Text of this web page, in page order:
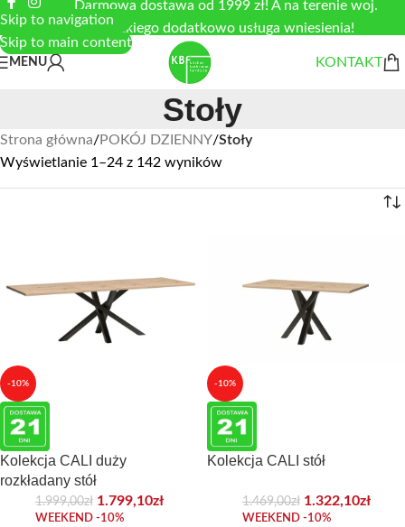
Skip to navigation
Skip to main content
Darmowa dostawa od 1999 zł! A na terenie woj.
łódzkiego dodatkowo usługa wniesienia!
MENU KONTAKT
Stoły
Strona główna/POKÓJ DZIENNY/Stoły
Wyświetlanie 1–24 z 142 wyników
-10%
Kolekcja CALI duży
rozkładany stół
1.999,00zł 1.799,10zł
WEEKEND -10%
-10%
Kolekcja CALI stół
1.469,00zł 1.322,10zł
WEEKEND -10%